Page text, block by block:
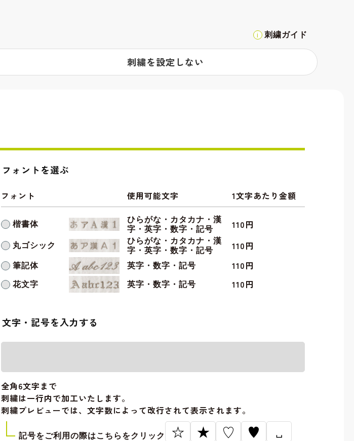
刺繍ガイド
刺繍を設定しない
フォントを選ぶ
フォント 使用可能文字 1文字あたり金額
楷書体
ひらがな・カタカナ・漢
字・英字・数字・記号
110円
丸ゴシック
ひらがな・カタカナ・漢
字・英字・数字・記号
110円
筆記体 英字・数字・記号 110円
花文字 英字・数字・記号 110円
文字・記号を入力する
全角6文字 まで
刺繍は一行内で加工いたします。
刺繍プレビューでは、文字数によって改行されて表示されます。
記号をご利用の際はこちらをクリック ☆ ★ ♡ ♥ ␣